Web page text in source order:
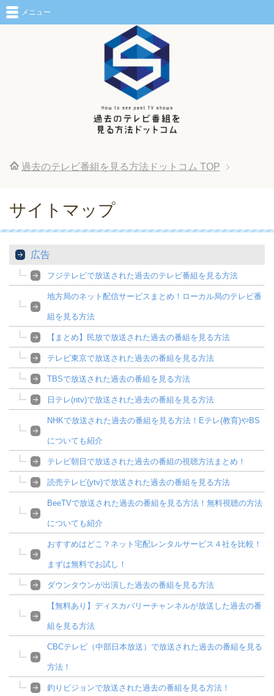
メニュー
過去のテレビ番組を見る方法ドットコム TOP
サイトマップ
広告
フジテレビで放送された過去のテレビ番組を見る方法
地方局のネット配信サービスまとめ！ローカル局のテレビ番
組を見る方法
【まとめ】民放で放送された過去の番組を見る方法
テレビ東京で放送された過去の番組を見る方法
TBSで放送された過去の番組を見る方法
日テレ(ntv)で放送された過去の番組を見る方法
NHKで放送された過去の番組を見る方法！Eテレ(教育)やBS
についても紹介
テレビ朝日で放送された過去の番組の視聴方法まとめ！
読売テレビ(ytv)で放送された過去の番組を見る方法
BeeTVで放送された過去の番組を見る方法！無料視聴の方法
についても紹介
おすすめはどこ？ネット宅配レンタルサービス４社を比較！
まずは無料でお試し！
ダウンタウンが出演した過去の番組を見る方法
【無料あり】ディスカバリーチャンネルが放送した過去の番
組を見る方法
CBCテレビ（中部日本放送）で放送された過去の番組を見る
方法！
釣りビジョンで放送された過去の番組を見る方法！